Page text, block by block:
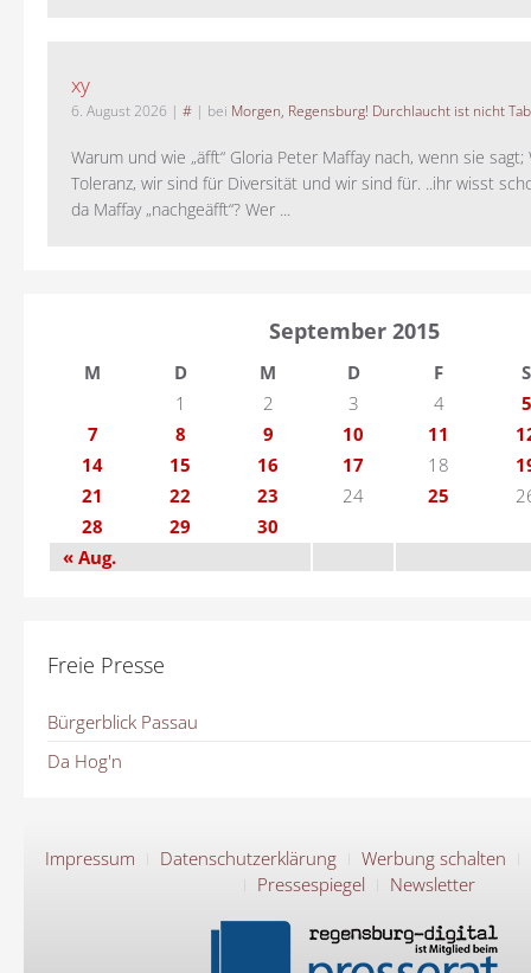
xy
6. August 2026 | # | bei Morgen, Regensburg! Durchlaucht ist nicht
Warum und wie „äfft“ Gloria Peter Maffay nach, wenn sie
Toleranz, wir sind für Diversität und wir sind für. ..ihr wisst
da Maffay „nachgeäfft“? Wer ...
September 2015
M D M D F
S
1
2 3 4
5
7
8 9 10 11
14
15 16 17 18
21
22 23 24 25
28
29
30
« Aug.
Freie Presse
Bürgerblick Passau
Da Hog'n
Impressum Datenschutzerklärung
Werbung schalten
Pressespiegel
Newsletter